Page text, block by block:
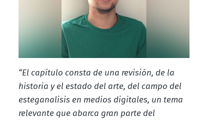
“El capítulo consta de una revisión, de la
historia y el estado del arte, del campo del
esteganalisis en medios digitales, un tema
relevante que abarca gran parte del